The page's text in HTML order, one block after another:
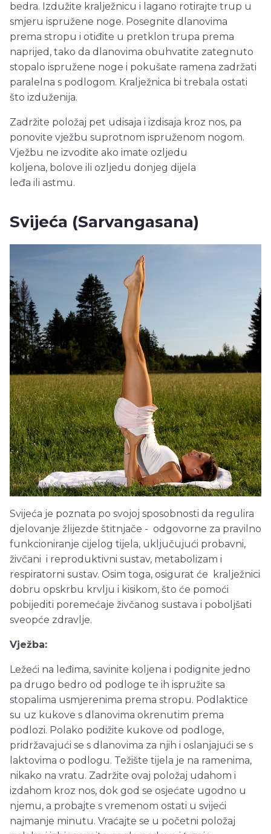
bedra. Izdužite kralježnicu i lagano rotirajte trup u
smjeru ispružene noge. Posegnite dlanovima
prema stropu i otiđite u pretklon trupa prema
naprijed, tako da dlanovima obuhvatite zategnuto
stopalo ispružene noge i pokušate ramena zadržati
paralelna s podlogom. Kralježnica bi trebala ostati
što izduženija.
Zadržite položaj pet udisaja i izdisaja kroz nos, pa
ponovite vježbu suprotnom ispruženom nogom.
Vježbu ne izvodite ako imate ozljedu
koljena, bolove ili ozljedu donjeg dijela
leđa ili astmu.
Svijeća (Sarvangasana)
Svijeća je poznata po svojoj sposobnosti da regulira
djelovanje žlijezde štitnjače - odgovorne za pravilno
funkcioniranje cijelog tijela, uključujući probavni,
živčani i reproduktivni sustav, metabolizam i
respiratorni sustav. Osim toga, osigurat će kralježnici
dobru opskrbu krvlju i kisikom, što će pomoći
pobijediti poremećaje živčanog sustava i poboljšati
sveopće zdravlje.
Vježba:
Ležeći na leđima, savinite koljena i podignite jedno
pa drugo bedro od podloge te ih ispružite sa
stopalima usmjerenima prema stropu. Podlaktice
su uz kukove s dlanovima okrenutim prema
podlozi. Polako podižite kukove od podloge,
pridržavajući se s dlanovima za njih i oslanjajući se s
laktovima o podlogu. Težište tijela je na ramenima,
nikako na vratu. Zadržite ovaj položaj udahom i
izdahom kroz nos, dok god se osjećate ugodno u
njemu, a probajte s vremenom ostati u svijeći
najmanje minutu. Vraćajte se u početni položaj